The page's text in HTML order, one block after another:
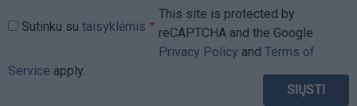
Sutinku su taisyklėmis
This site is protected by
reCAPTCHA and the Google
Privacy Policy and Terms of
Service apply.